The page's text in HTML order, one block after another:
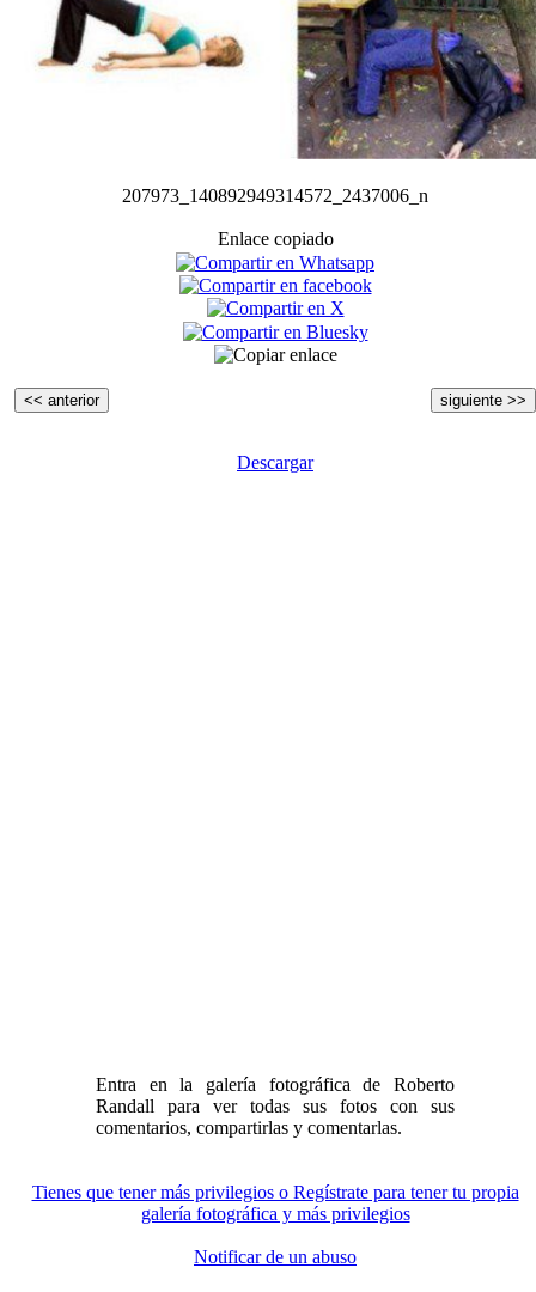
207973_140892949314572_2437006_n
Enlace copiado
<< anterior siguiente >>
Descargar
Entra en la galería fotográfica de Roberto
Randall para ver todas sus fotos con sus
comentarios, compartirlas y comentarlas.
Tienes que tener más privilegios o Regístrate para tener tu propia
galería fotográfica y más privilegios
Notificar de un abuso